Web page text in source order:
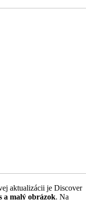
aktualizácii je Discover
a malý obrázok. Na